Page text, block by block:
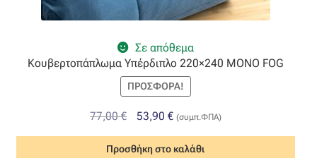
Σε απόθεμα
Κουβερτοπάπλωμα Υπέρδιπλο 220×240 MONO FOG
ΠΡΟΣΦΟΡΆ!
77,00€
Original
was:
53,90 €Η
τιμή
(συμπ.ΦΠΑ)
Προσθήκη στο καλάθι